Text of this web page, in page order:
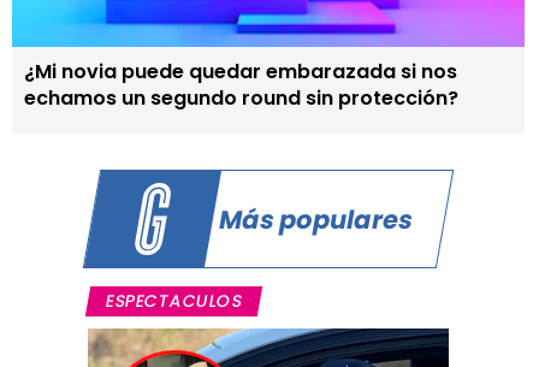
¿Mi novia puede quedar embarazada si nos
echamos un segundo round sin protección?
Más populares
ESPECTACULOS